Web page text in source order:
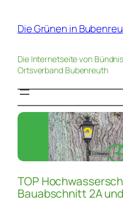
Die Grünen in
Die Internetseite von
Ortsverband Bubenreuth
TOP
Bauabschnitt 2A